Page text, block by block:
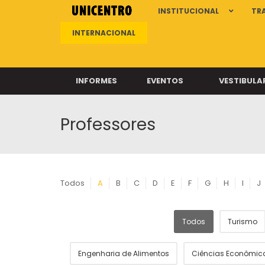
INSTITUCIONAL
INTERNACIONAL
INFORMES EVENTOS
Professores
Todos A B C D E F G H I J
Todos Turismo
Engenharia de Alimentos Ciências